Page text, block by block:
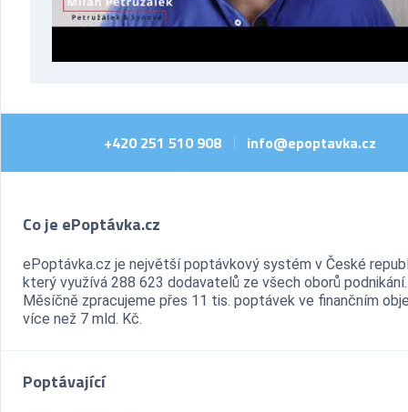
+420 251 510 908 info@epoptavka.cz
Co je ePoptávka.cz
ePoptávka.cz je největší poptávkový systém v České
který využívá 288 623 dodavatelů ze všech oborů podnikání.
Měsíčně zpracujeme přes 11 tis. poptávek ve finančním
více než 7 mld. Kč.
Poptávající